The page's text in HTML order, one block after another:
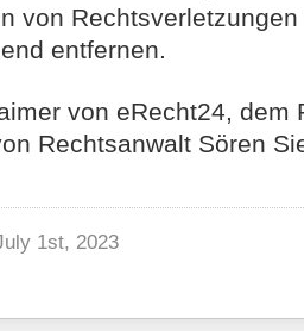
von
entfernen.
von eRecht24, dem
Rechtsanwalt Sören
1st, 2023